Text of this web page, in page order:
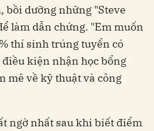
dưỡng những "Steve
làm dẫn chứng. "Em muốn
thí sinh trúng tuyển có
kiện nhận học bổng
mê về kỹ thuật và công
ngờ nhất sau khi biết điểm